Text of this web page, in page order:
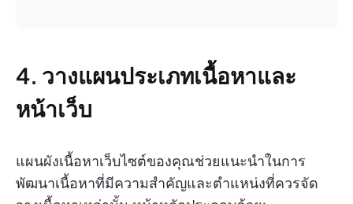
4. วางแผนประเภทเนื้อหาและ
หน้าเว็บ
แผนผังเนื้อหาเว็บไซต์ของคุณช่วยแนะนำในการ
พัฒนาเนื้อหาที่มีความสำคัญและตำแหน่งที่ควรจัด